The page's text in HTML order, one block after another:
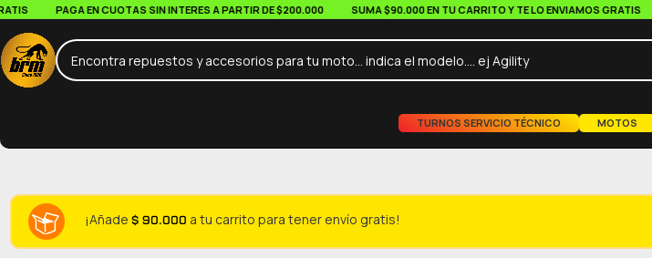
PAGA EN CUOTAS SIN INTERES A PARTIR DE $200.000 SUMA $90.000 EN TU CARRITO Y TE LO ENVIAMOS GRATIS
TURNOS SERVICIO TÉCNICO MOTOS
¡Añade $90.000 a tu carrito para tener envío gratis!